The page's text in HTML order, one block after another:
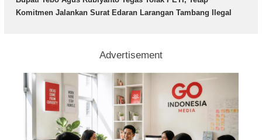
Komitmen Jalankan Surat Edaran Larangan Tambang Ilegal
Advertisement